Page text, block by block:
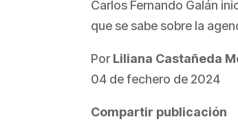
Carlos Fernando Galán
que se sabe sobre la
PorLiliana Castañeda
04 de fechero de 2024
Compartir publicación